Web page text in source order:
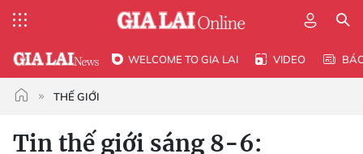
WELCOME TO GIA LAI VIDEO
THẾ GIỚI
Tin thế giới sáng 8-6: